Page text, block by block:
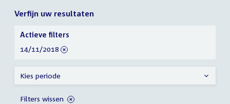
Verfijn uw resultaten
Verfijn
uw
resultaten
Actieve filters
verwijder
14/11/2018
Kies periode
Filters wissen